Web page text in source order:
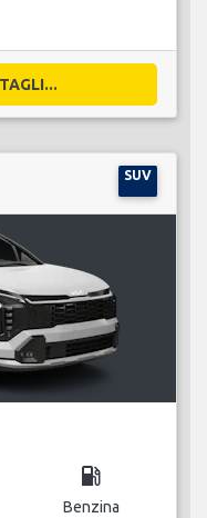
SUV
local_gas_station
Benzina